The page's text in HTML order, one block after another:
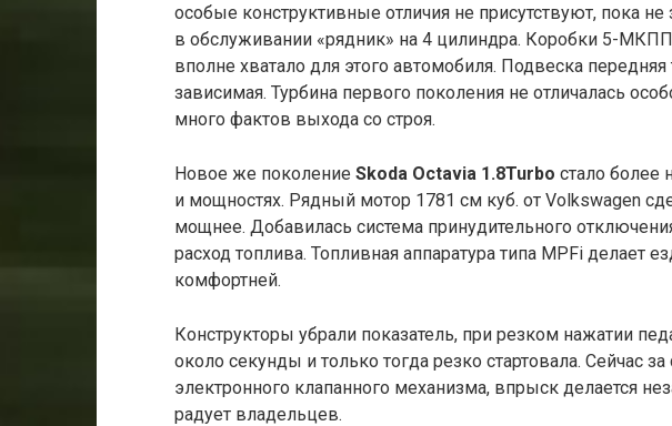
особые конструктивные отличия не присутствуют, пока не
в обслуживании «рядник» на 4 цилиндра. Коробки 5-
вполне хватало для этого автомобиля. Подвеска
зависимая. Турбина первого поколения не отличалась
много фактов выхода со строя.
Новое же поколение Skoda Octavia 1.8Turbo стало более
и мощностях. Рядный мотор 1781 см куб. от Volkswagen
мощнее. Добавилась система принудительного
расход топлива. Топливная аппаратура типа MPFi делает
комфортней.
Конструкторы убрали показатель, при резком нажатии
около секунды и только тогда резко стартовала. Сейчас
электронного клапанного механизма, впрыск делается
радует владельцев.